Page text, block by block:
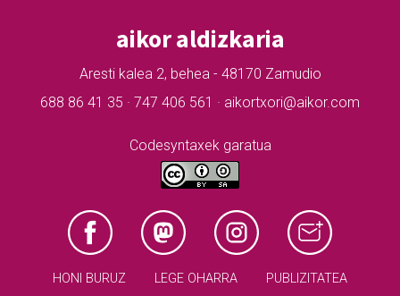
aikor aldizkaria
Aresti kalea 2, behea - 48170 Zamudio
688 86 41 35 · 747 406 561 · aikortxori@aikor.com
Codesyntaxek garatua
HONI BURUZ LEGE OHARRA PUBLIZITATEA